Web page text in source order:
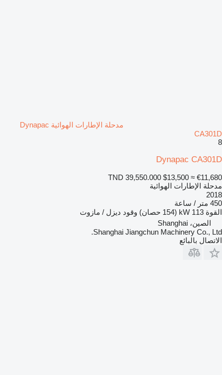
مدحلة الإطارات الهوائية Dynapac
CA301D
8
Dynapac CA301D
TND 39,550.000 $13,500 ≈ €11,680
مدحلة الإطارات الهوائية
2018
450 متر / ساعة
القوة 113 kW (154 حصان) وقود ديزل / مازوت
الصين، Shanghai
Shanghai Jiangchun Machinery Co., Ltd.
الاتصال بالبائع